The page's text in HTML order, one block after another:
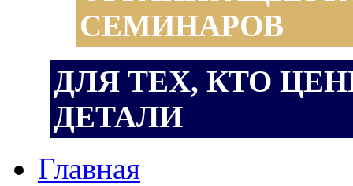
СЕМИНАРОВ
ДЛЯ ТЕХ, КТО
ДЕТАЛИ
Главная